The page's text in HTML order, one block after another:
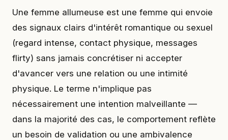
Une femme allumeuse est une femme qui envoie
des signaux clairs d'intérêt romantique ou sexuel
(regard intense, contact physique, messages
flirty) sans jamais concrétiser ni accepter
d'avancer vers une relation ou une intimité
physique. Le terme n'implique pas
nécessairement une intention malveillante —
dans la majorité des cas, le comportement reflète
un besoin de validation ou une ambivalence